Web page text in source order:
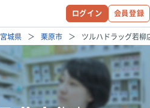
ログイン 会員登録
宮城県 栗原市 ツルハドラッグ若柳